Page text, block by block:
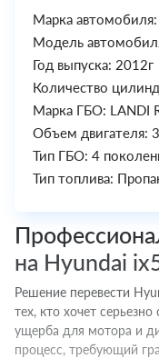
Марка автомобиля:
Модель
Год выпуска: 2012г
Количество
Марка ГБО: LANDI
Объем двигателя:
Тип ГБО: 4
Тип топлива:
на Hyundai
Решение перевести
тех, кто хочет
ущерба для мотора и
процесс, требующий